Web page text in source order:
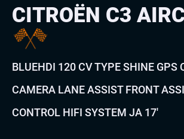
CITROËN C3
BLUEHDI 120 CV TYPE SHINE GPS
CAMERA LANE ASSIST FRONT
CONTROL HIFI SYSTEM JA 17′